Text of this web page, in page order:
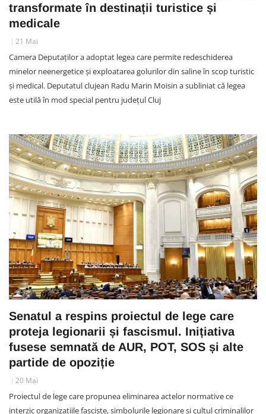
transformate în destinații turistice și
medicale
21 Mai
Camera Deputaților a adoptat legea care permite redeschiderea
minelor neenergetice și exploatarea golurilor din saline în scop turistic
și medical. Deputatul clujean Radu Marin Moisin a subliniat că legea
este utilă în mod special pentru județul Cluj
Senatul a respins proiectul de lege care
proteja legionarii și fascismul. Inițiativa
fusese semnată de AUR, POT, SOS și alte
partide de opoziție
20 Mai
Proiectul de lege care propunea eliminarea actelor normative ce
interzic organizațiile fasciste, simbolurile legionare și cultul criminalilor